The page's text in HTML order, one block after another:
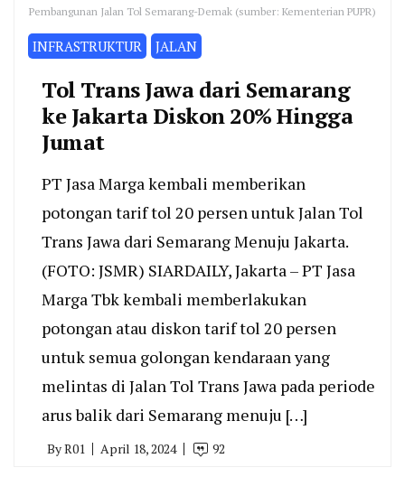
Pembangunan Jalan Tol Semarang-Demak (sumber: Kementerian PUPR)
INFRASTRUKTUR JALAN
Tol Trans Jawa dari Semarang
ke Jakarta Diskon 20% Hingga
Jumat
PT Jasa Marga kembali memberikan
potongan tarif tol 20 persen untuk Jalan Tol
Trans Jawa dari Semarang Menuju Jakarta.
(FOTO: JSMR) SIARDAILY, Jakarta – PT Jasa
Marga Tbk kembali memberlakukan
potongan atau diskon tarif tol 20 persen
untuk semua golongan kendaraan yang
melintas di Jalan Tol Trans Jawa pada periode
arus balik dari Semarang menuju […]
ByR01 April 18, 2024 92